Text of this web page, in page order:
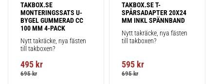
TAKBOX.SE
MONTERINGSSATS U-
BYGEL GUMMERAD CC
100 MM 4-PACK
Nytt takräcke, nya fästen
till takboxen?
495 kr
695kr
TAKBOX.SE T-
SPÅRSADAPTER 20X24
MM INKL SPÄNNBAND
Nytt takräcke, nya fästen
till takboxen?
595 kr
695kr